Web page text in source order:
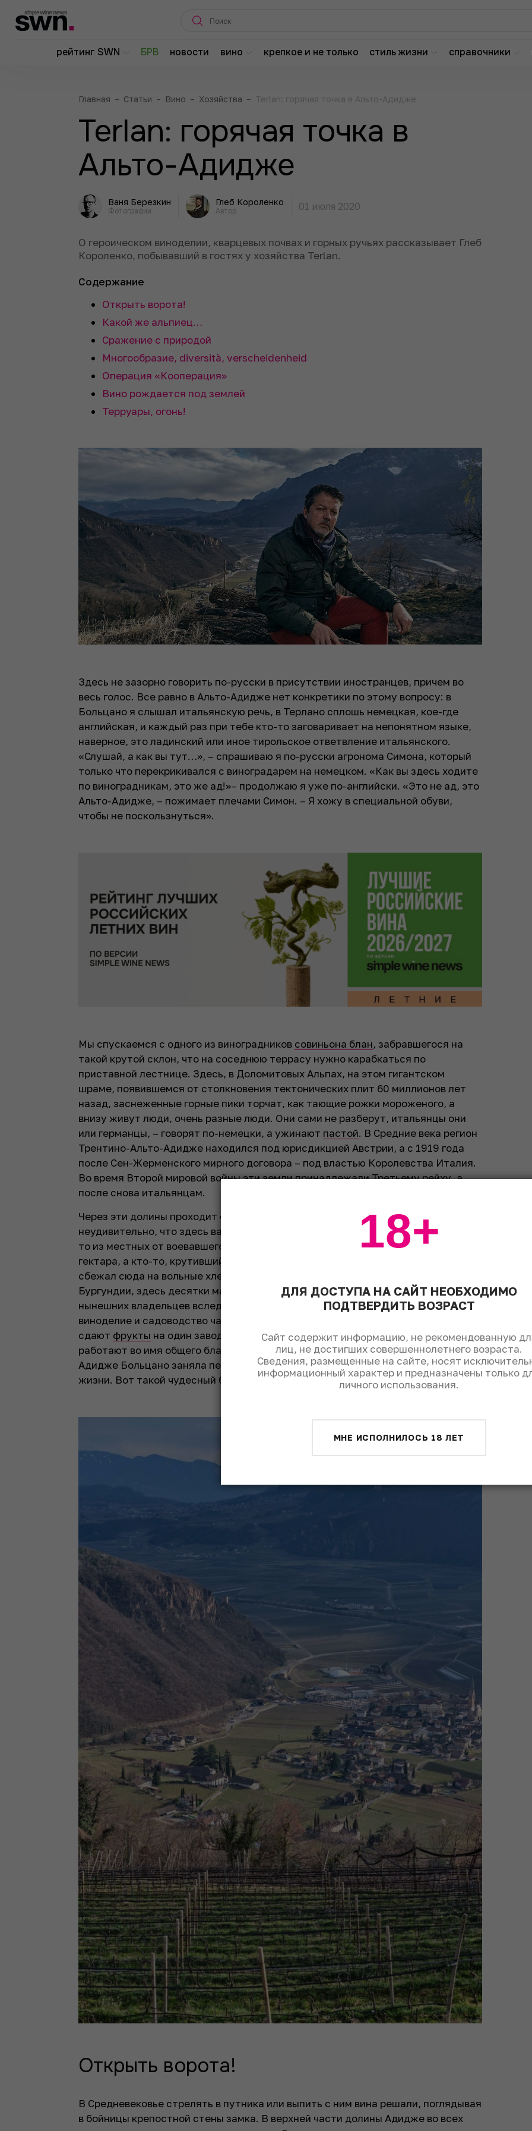
рейтинг SWN БРВ новости вино крепкое и не только стиль жизни справочники
Главная – Статьи – Вино – Хозяйства – Terlan: горячая точка в Альто-Адидже
Terlan: горячая точка в
Альто-Адидже
Ваня Березкин
Фотографии
Глеб Короленко
Автор 01 июля 2020
О героическом виноделии, кварцевых почвах и горных ручьях рассказывает Глеб
Короленко, побывавший в гостях у хозяйства Terlan.
Содержание
Открыть ворота!
Какой же альпиец…
Сражение с природой
Многообразие, diversità, verscheidenheid
Операция «Кооперация»
Вино рождается под землей
Терруары, огонь!
Здесь не зазорно говорить по-русски в присутствии иностранцев, причем во
весь голос. Все равно в Альто-Адидже нет конкретики по этому вопросу: в
Больцано я слышал итальянскую речь, в Терлано сплошь немецкая, кое-где
английская, и каждый раз при тебе кто-то заговаривает на непонятном языке,
наверное, это ладинский или иное тирольское ответвление итальянского.
«Слушай, а как вы тут…», – спрашиваю я по-русски агронома Симона, который
только что перекрикивался с виноградарем на немецком. «Как вы здесь ходите
по виноградникам, это же ад!»– продолжаю я уже по-английски. «Это не ад, это
Альто-Адидже, – пожимает плечами Симон. – Я хожу в специальной обуви,
чтобы не поскользнуться».
Мы спускаемся с одного из виноградников совиньона блан, забравшегося на
такой крутой склон, что на соседнюю террасу нужно карабкаться по
приставной лестнице. Здесь, в Доломитовых Альпах, на этом гигантском
шраме, появившемся от столкновения тектонических плит 60 миллионов лет
назад, заснеженные горные пики торчат, как т­ающие рожки мороженого, а
внизу живут люди, очень разные люди. Они сами не разберут, итальянцы они
или германцы, – говорят по-немецки, а ужинают пастой. В Средние века регион
Трентино-Альто-Адидже находился под юрисдикцией Австрии, а с 1919 года
после Сен-Жерменского мирного договора – под властью К­оролевства Италия.
Во время Второй мировой войны эти земли принадлежали Третьему рейху, а
после снова итальянцам.
Через эти долины проходит один из важнейших путей через Альпы, поэтому
неудивительно, что здесь варится крепкий коктейль из культур и языков. Кому-
то из местных от воевавшего здесь деда достался участок виноградника в три
гектара, а кто-то, крутивший в А­встрии роман с бабушкой Шварценеггера,
сбежал сюда на вольные хлеба и купил домик с яблоневым садом. Как в
Бургундии, здесь десятки маленьких виноградничков, оказавшихся в руках
нынешних владельцев вследствие семейных перипетий. Вот почему местное
виноделие и садоводство чаще всего с­уществуют по схеме кооператива: все
сдаю­т фрукты на один завод, скидывают плоды своей работы в один котел и
работают во имя общего блага. Между прочим, в 2012 году столица Альто-
Адидже Больцано заняла первое место в рейтинге городов Италии по качеству
жизни. Вот такой чудесный бленд демократии и социализма.
Открыть ворота!
В Средневековье стрелять в путника или выпить с ним вина решали, поглядывая
в бойницы крепостной стены замка. В верхней части долины Адидже во всех
ДЛЯ ДОСТУПА НА САЙТ НЕОБХОДИМО
ПОДТВЕРДИТЬ ВОЗРАСТ
Сайт содержит информацию, не рекомендованную
лиц, не достигших совершеннолетнего возраста.
Сведения, размещенные на сайте, носят
информационный характер и предназначены только
личного использования.
МНЕ ИСПОЛНИЛОСЬ 18 ЛЕТ
18+